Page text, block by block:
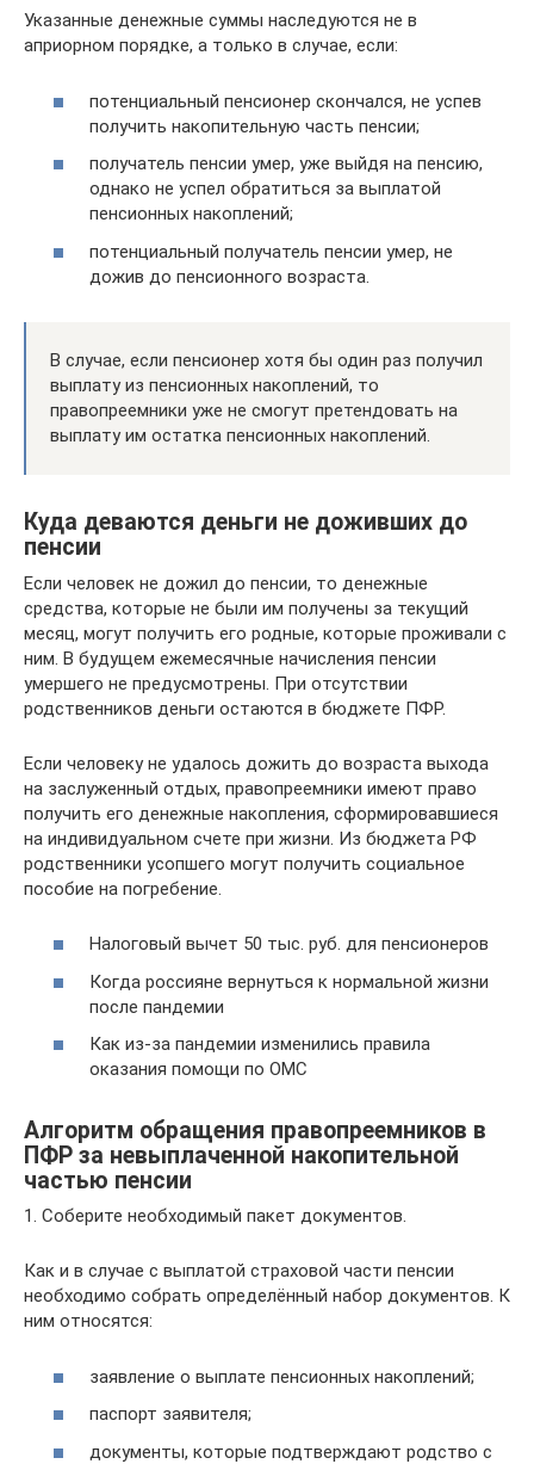
Указанные денежные суммы наследуются не в
априорном порядке, а только в случае, если:
потенциальный пенсионер скончался, не успев
получить накопительную часть пенсии;
получатель пенсии умер, уже выйдя на пенсию,
однако не успел обратиться за выплатой
пенсионных накоплений;
потенциальный получатель пенсии умер, не
дожив до пенсионного возраста.
В случае, если пенсионер хотя бы один раз получил
выплату из пенсионных накоплений, то
правопреемники уже не смогут претендовать на
выплату им остатка пенсионных накоплений.
Куда деваются деньги не доживших до
пенсии
Если человек не дожил до пенсии, то денежные
средства, которые не были им получены за текущий
месяц, могут получить его родные, которые проживали с
ним. В будущем ежемесячные начисления пенсии
умершего не предусмотрены. При отсутствии
родственников деньги остаются в бюджете ПФР.
Если человеку не удалось дожить до возраста выхода
на заслуженный отдых, правопреемники имеют право
получить его денежные накопления, сформировавшиеся
на индивидуальном счете при жизни. Из бюджета РФ
родственники усопшего могут получить социальное
пособие на погребение.
Налоговый вычет 50 тыс. руб. для пенсионеров
Когда россияне вернуться к нормальной жизни
после пандемии
Как из-за пандемии изменились правила
оказания помощи по ОМС
Алгоритм обращения правопреемников в
ПФР за невыплаченной накопительной
частью пенсии
1. Соберите необходимый пакет документов.
Как и в случае с выплатой страховой части пенсии
необходимо собрать определённый набор документов. К
ним относятся:
заявление о выплате пенсионных накоплений;
паспорт заявителя;
документы, которые подтверждают родство с